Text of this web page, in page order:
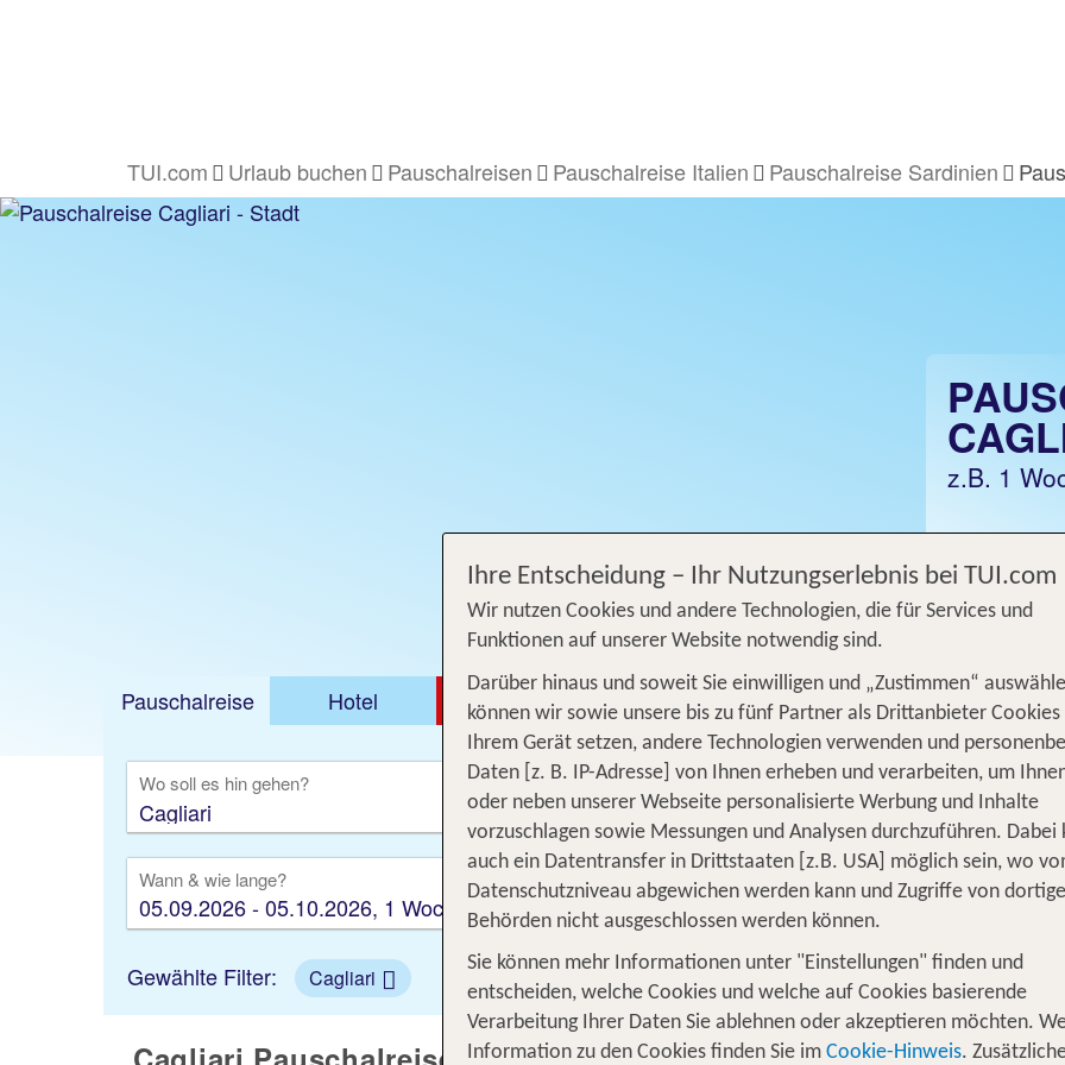
TUI.com Urlaub buchen Pauschalreisen Pauschalreise Italien Pauschalreise Sardinien
z.B. 1
Pauschalreise Hotel DEALS Flug Ferienhaus Mietwagen
Ausflüge
Camper Privattransfer
Wo soll es hin gehen? Von wo?
Beliebig
Wann & wie lange?
05.09.2026 - 05.10.2026, 1 Woche
Wer reist mit?
2 Erwachsene
Gewählte Filter: Cagliari
Ihre Entscheidung – Ihr Nutzungserlebnis bei TUI.com
Wir nutzen Cookies und andere Technologien, die für Services und
Funktionen auf unserer Website notwendig sind.
Darüber hinaus und soweit Sie einwilligen und „Zustimmen“
können wir sowie unsere bis zu fünf Partner als Drittanbieter Cookies
Ihrem Gerät setzen, andere Technologien verwenden und
Daten [z. B. IP-Adresse] von Ihnen erheben und verarbeiten, um
oder neben unserer Webseite personalisierte Werbung und Inhalte
vorzuschlagen sowie Messungen und Analysen durchzuführen. Dabei
auch ein Datentransfer in Drittstaaten [z.B. USA] möglich sein, wo
Datenschutzniveau abgewichen werden kann und Zugriffe von
Behörden nicht ausgeschlossen werden können.
Sie können mehr Informationen unter "Einstellungen" finden und
entscheiden, welche Cookies und welche auf Cookies basierende
Verarbeitung Ihrer Daten Sie ablehnen oder akzeptieren möchten.
Information zu den Cookies finden Sie im Cookie-Hinweis.